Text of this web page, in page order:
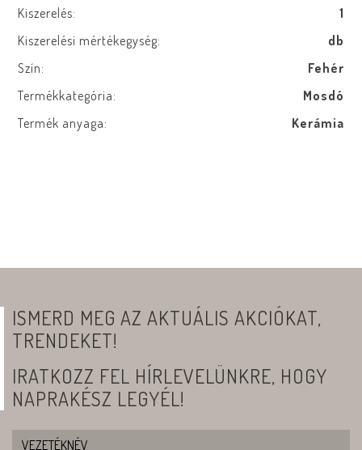
Kiszerelés:
1
Kiszerelési mértékegység:
db
Szín:
Fehér
Termékkategória:
Mosdó
Termék anyaga:
Kerámia
ISMERD MEG AZ AKTUÁLIS AKCIÓKAT,
TRENDEKET!
IRATKOZZ FEL HÍRLEVELÜNKRE, HOGY
NAPRAKÉSZ LEGYÉL!